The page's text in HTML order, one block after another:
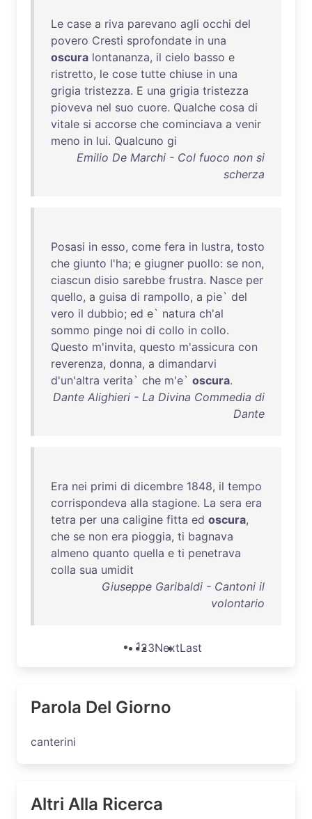
Le case a riva parevano agli occhi del
povero Cresti sprofondate in una
oscura lontananza, il cielo basso e
ristretto, le cose tutte chiuse in una
grigia tristezza. E una grigia tristezza
pioveva nel suo cuore. Qualche cosa di
vitale si accorse che cominciava a venir
meno in lui. Qualcuno gi
Emilio De Marchi - Col fuoco non si
scherza
Posasi in esso, come fera in lustra, tosto
che giunto l'ha; e giugner puollo: se non,
ciascun disio sarebbe frustra. Nasce per
quello, a guisa di rampollo, a pie` del
vero il dubbio; ed e` natura ch'al
sommo pinge noi di collo in collo.
Questo m'invita, questo m'assicura con
reverenza, donna, a dimandarvi
d'un'altra verita` che m'e` oscura.
Dante Alighieri - La Divina Commedia di
Dante
Era nei primi di dicembre 1848, il tempo
corrispondeva alla stagione. La sera era
tetra per una caligine fitta ed oscura,
che se non era pioggia, ti bagnava
almeno quanto quella e ti penetrava
colla sua umidit
Giuseppe Garibaldi - Cantoni il
volontario
123NextLast
Parola Del Giorno
canterini
Altri Alla Ricerca